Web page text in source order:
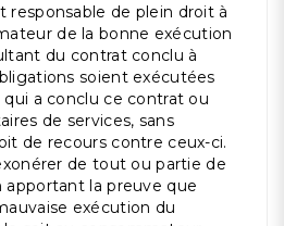
responsable de plein droit à
de la bonne exécution
du contrat conclu à
soient exécutées
a conclu ce contrat ou
de services, sans
de recours contre ceux-ci.
de tout ou partie de
apportant la preuve que
exécution du